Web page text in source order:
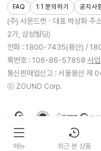
메뉴 최근 본 상품
(주) 사운드캣ㆍ대표 박상화 주
2가, 삼성빌딩)
전화 : 1800-7435(용산) /
록번호 : 106-86-57858 사
통신판매업신고 : 서울용산 제
ⓒ ZOUND Corp.
FAQ 1:1 문의하기 공지사